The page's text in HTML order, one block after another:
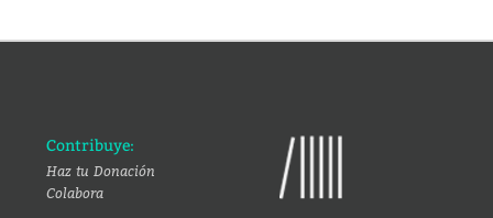
Contribuye:
Haz tu Donación
Colabora